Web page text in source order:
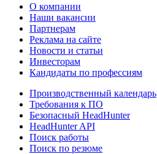
О компании
Наши вакансии
Партнерам
Реклама на сайте
Новости и статьи
Инвесторам
Кандидаты по профессиям
Производственный календарь
Требования к ПО
Безопасный HeadHunter
HeadHunter API
Поиск работы
Поиск по резюме